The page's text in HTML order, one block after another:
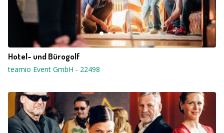
Hotel- und Bürogolf
teamio Event GmbH - 22498